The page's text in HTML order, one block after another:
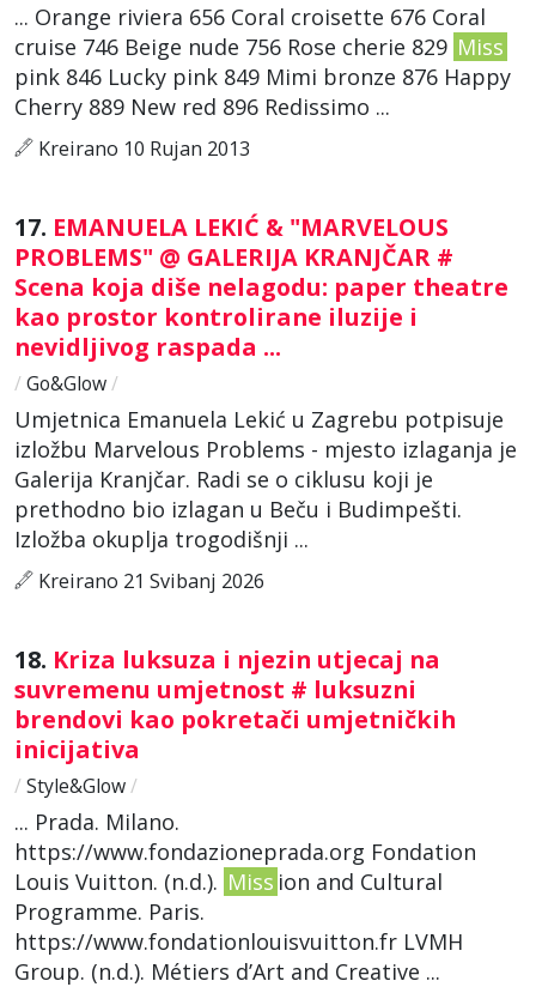
... Orange riviera 656 Coral croisette 676 Coral
cruise 746 Beige nude 756 Rose cherie 829 Miss
pink 846 Lucky pink 849 Mimi bronze 876 Happy
Cherry 889 New red 896 Redissimo ...
Kreirano 10 Rujan 2013
17. EMANUELA LEKIĆ & "MARVELOUS
PROBLEMS" @ GALERIJA KRANJČAR #
Scena koja diše nelagodu: paper theatre
kao prostor kontrolirane iluzije i
nevidljivog raspada ...
/ Go&Glow/
Umjetnica Emanuela Lekić u Zagrebu potpisuje
izložbu Marvelous Problems - mjesto izlaganja je
Galerija Kranjčar. Radi se o ciklusu koji je
prethodno bio izlagan u Beču i Budimpešti.
Izložba okuplja trogodišnji ...
Kreirano 21 Svibanj 2026
18. Kriza luksuza i njezin utjecaj na
suvremenu umjetnost # luksuzni
brendovi kao pokretači umjetničkih
inicijativa
/ Style&Glow/
... Prada. Milano.
https://www.fondazioneprada.org Fondation
Louis Vuitton. (n.d.). Miss ion and Cultural
Programme. Paris.
https://www.fondationlouisvuitton.fr LVMH
Group. (n.d.). Métiers d’Art and Creative ...